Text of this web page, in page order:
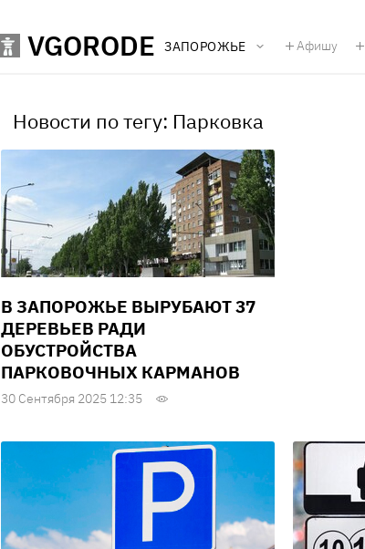
VGORODE ЗАПОРОЖЬЕ Афишу
Новости по тегу: Парковка
В ЗАПОРОЖЬЕ ВЫРУБАЮТ 37
ДЕРЕВЬЕВ РАДИ
ОБУСТРОЙСТВА
ПАРКОВОЧНЫХ КАРМАНОВ
30 Сентября 2025 12:35